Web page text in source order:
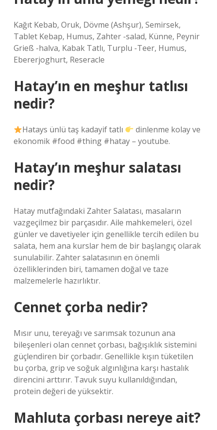
Kağıt Kebab, Oruk, Dövme (Ashşur), Semirsek,
Tablet Kebap, Humus, Zahter -salad, Künne, Peynir
Grieß -halva, Kabak Tatlı, Turplu -Teer, Humus,
Ebererjoghurt, Reseracle
Hatay’ın en meşhur tatlısı
nedir?
Hatays ünlü taş kadayif tatlı
dinlenme kolay ve
ekonomik #food #thing #hatay – youtube.
Hatay’ın meşhur salatası
nedir?
Hatay mutfağındaki Zahter Salatası, masaların
vazgeçilmez bir parçasıdır. Aile mahkemeleri, özel
günler ve davetiyeler için genellikle tercih edilen bu
salata, hem ana kurslar hem de bir başlangıç ​​olarak
sunulabilir. Zahter salatasının en önemli
özelliklerinden biri, tamamen doğal ve taze
malzemelerle hazırlıktır.
Cennet çorba nedir?
Mısır unu, tereyağı ve sarımsak tozunun ana
bileşenleri olan cennet çorbası, bağışıklık sistemini
güçlendiren bir çorbadır. Genellikle kışın tüketilen
bu çorba, grip ve soğuk algınlığına karşı hastalık
direncini arttırır. Tavuk suyu kullanıldığından,
protein değeri de yüksektir.
Mahluta çorbası nereye ait?